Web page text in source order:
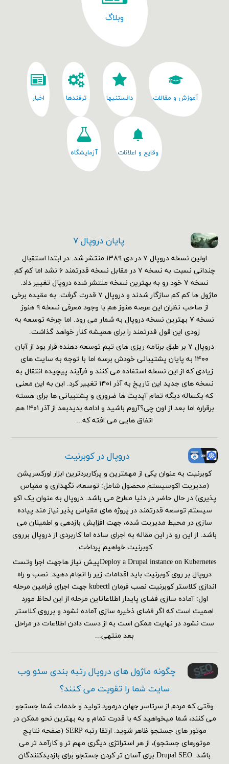
وبلاگ
آموزش و مقالات دانستنیها ترفندها اخبار
وقایع و اعلانات آزمایشگاه
پایان دروپال ۷
اولین نسخه دروپال ۷ در دی ۱۳۸۹ منتشر شد. در ابتدا استقبال
چندانی نسبت به نسخه ۷ در مقابل نسخه قدرتمند ۶ نشد اما کم کم
نسخه ۷ خود رو به بهترین نسخه منتشر شده دروپال تغییر داد.
ماژول ها کم کم سازگار شدند و دروپال ۷ قدرت گرفت. به عقیده برخی
از صاحب نظران این عرصه هنوز هم با وجود معرفی نسخه ۹ هنوز
نسخه ۷ بهترین نسخه دروپال به شمار می رود. اما چرخه توسعه به
زودی این قول قدرتمند را برای همیشه کنار خواهد گذاشت.
دروپال ۷ بر طبق برنامه ریزی های تیم توسعه دهنده قرار بود از آبان
۱۴۰۰ به پایان پشتیبانی خودش برسه اما با توجه به سایت های
زیادی که از این نسخه استفاده می کنند و فرآیند پیچیده انتقال به
نسخه های جدید این تاریخ به آذر ۱۴۰۱ تغییر کرد. این به این معنی
که یکساله دیگه تمام آپدیت ها ضروری و پشتیبانی ها برای هسته
برقراره اما بعد از اون چی؟آروم باشید و ادامه بدیدبعد از آذر ۱۴۰۱ هم
اتفاق هایی می افته که...
دروپال در کوبرنیت
کوبرنیت به عنوان یکی از مهمترین و پرکاربردترین ابزار اورکسریشن
(مدیریت اکوسیستم محصول شامل: توسعه، نگهداری و مقیاس
پذیری) در حال حاضر در دنیا مطرح می باشد. دروپال به عنوان یک اکو
سیستم توسعه قدرتمند در پروژه های مقیاس پذیر نیاز مند پیاده
سازی در محیط مدیریت شده، جهت افزایش بازدهی و اطمینان می
باشد. از این رو در این مقاله به اجرای ساده اما کاربردی از دروپال برروی
کوبرنیت خواهیم پرداخت.
Deploy a Drupal instance on Kubernetesپیش نیاز هاجهت اجرا وتست
دروپال بر روی کوبرنیت باید اقدامات زیر را انجام دهید: نصب و راه
اندازی کلاستر کوبرنیت نصب فرمان kubectl جهت اجرای فرامین مرحله
اول: آماده سازی فضای پایدار اطلاعاتاین مرحله از این لحاظ مورد
اهمیت است که اگر فضای ذخیره سازی آماده نشود و برروی کلاستر
ست نشود در نهایت ممکن است به از دست دادن اطلاعات در مراحل
بعد منتهی...
چگونه ماژول های دروپال رتبه بندی سئو وب
سایت شما را تقویت می کنند؟
وقتی که مردم از سرتاسر جهان درمورد تولید و خدمات شما جستجو
می کنند، شما میخواهید که با قدرت تمام و به بهترین نحو ممکن در
موتور های جستجو ظاهر شوید. ارتقا رتبه SERP (صفحه نتایج
موتورهای جستجو)، از هر استراتژی دیگری مهم تر و کارآمد تر می
باشد. Drupal SEO برای آسان تر کردن جستجو برای بازدیدکنندگان